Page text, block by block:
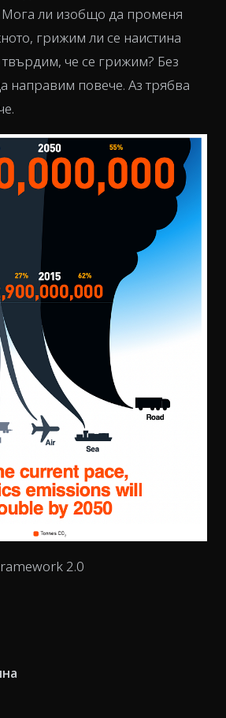
ли изобщо да променя
грижим ли се наистина
твърдим, че се грижим? Без
направим повече. Аз трябва
2.0